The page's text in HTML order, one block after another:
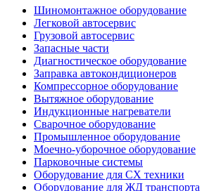
Шиномонтажное оборудование
Легковой автосервис
Грузовой автосервис
Запасные части
Диагностическое оборудование
Заправка автокондиционеров
Компрессорное оборудование
Вытяжное оборудование
Индукционные нагреватели
Сварочное оборудование
Промышленное оборудование
Моечно-уборочное оборудование
Парковочные системы
Оборудование для СХ техники
Оборудование для ЖД транспорта